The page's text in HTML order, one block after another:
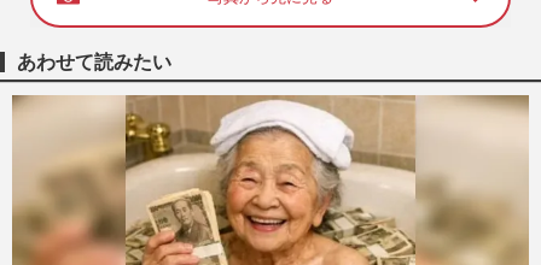
あわせて読みたい